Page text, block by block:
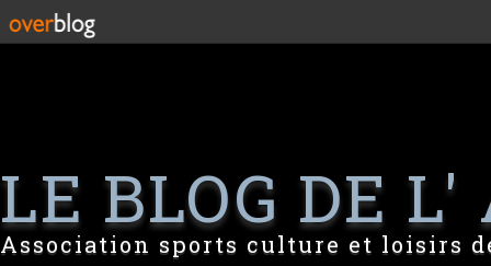
LE BLOG DE L'
Association sports culture et loisirs